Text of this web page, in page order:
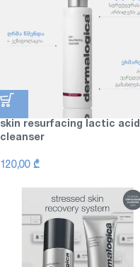
skin resurfacing lactic acid
cleanser
120,00 ₾